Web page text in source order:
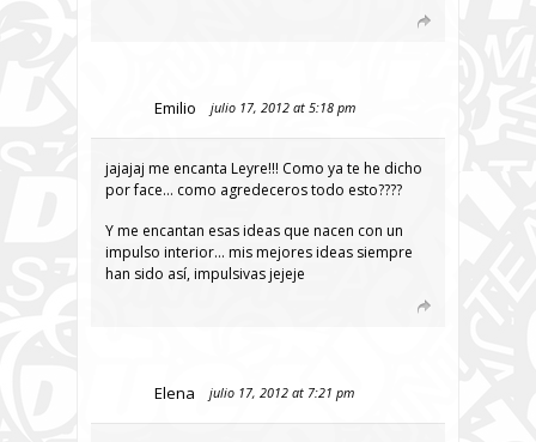
Emilio julio 17, 2012 at 5:18 pm
jajajaj me encanta Leyre!!! Como ya te he dicho
por face… como agredeceros todo esto????
Y me encantan esas ideas que nacen con un
impulso interior… mis mejores ideas siempre
han sido así, impulsivas jejeje
Elena julio 17, 2012 at 7:21 pm